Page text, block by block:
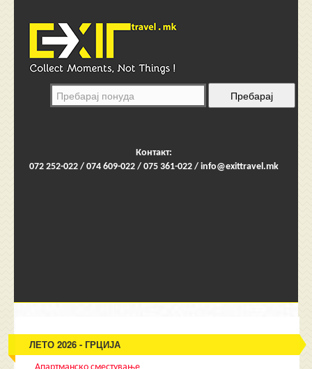
Контакт:
072 252-022 / 074 609-022 / 075 361-022 / info@exittravel.mk
ЛЕТО 2026 - ГРЦИЈА